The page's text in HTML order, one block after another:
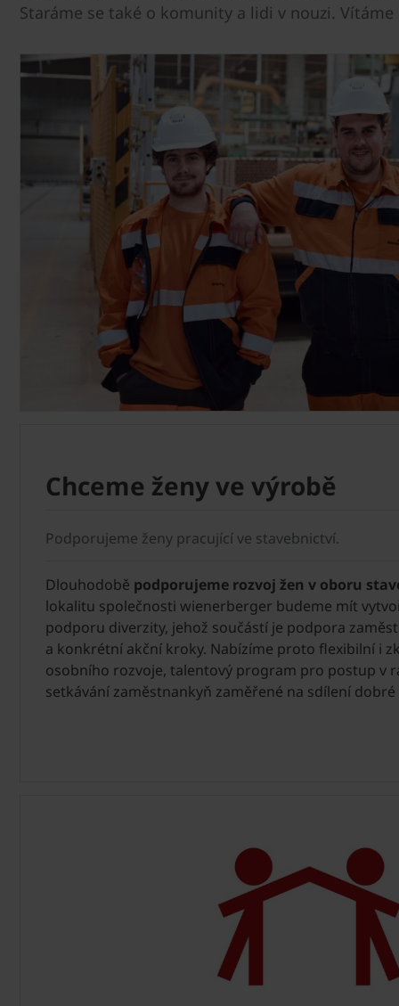
Staráme se také o komunity a lidi v nouzi.
Chceme ženy ve výrobě
Podporujeme ženy pracující ve stavebnictví.
Dlouhodobě podporujeme rozvoj žen v oboru
lokalitu společnosti wienerberger budeme mít
podporu diverzity, jehož součástí je podpora
a konkrétní akční kroky. Nabízíme proto flexibilní i
osobního rozvoje, talentový program pro postup v
setkávání zaměstnankyň zaměřené na sdílení